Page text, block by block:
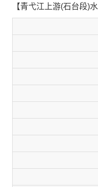
【青弋江上游(石台段)